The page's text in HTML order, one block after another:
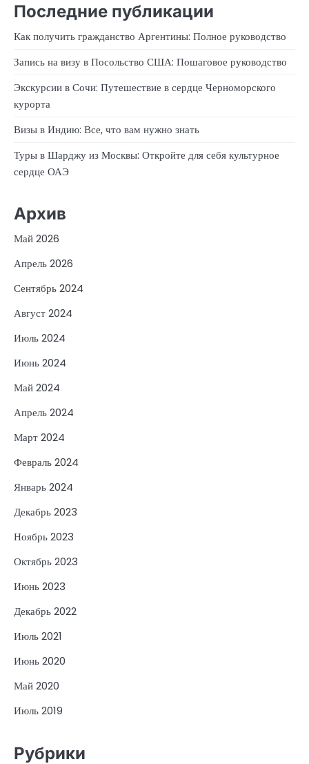
Последние публикации
Как получить гражданство Аргентины: Полное руководство
Запись на визу в Посольство США: Пошаговое руководство
Экскурсии в Сочи: Путешествие в сердце Черноморского
курорта
Визы в Индию: Все, что вам нужно знать
Туры в Шарджу из Москвы: Откройте для себя культурное
сердце ОАЭ
Архив
Май 2026
Апрель 2026
Сентябрь 2024
Август 2024
Июль 2024
Июнь 2024
Май 2024
Апрель 2024
Март 2024
Февраль 2024
Январь 2024
Декабрь 2023
Ноябрь 2023
Октябрь 2023
Июнь 2023
Декабрь 2022
Июль 2021
Июнь 2020
Май 2020
Июль 2019
Рубрики